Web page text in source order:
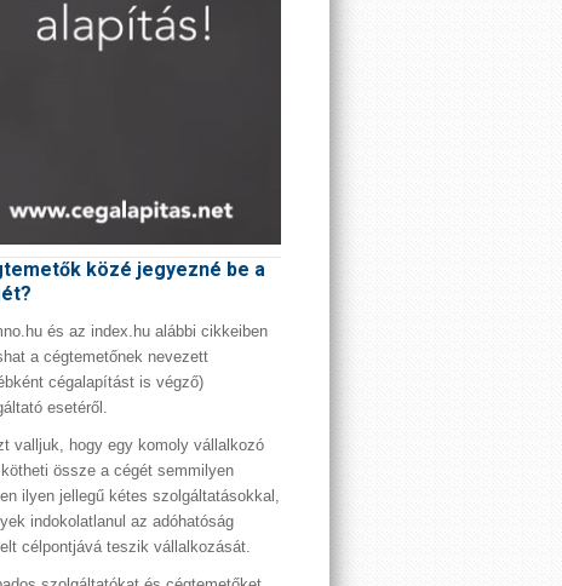
közé jegyezné be a
és az index.hu alábbi cikkeiben
a cégtemetőnek nevezett
cégalapítást is végző)
esetéről.
valljuk, hogy egy komoly vállalkozó
össze a cégét semmilyen
ilyen jellegű kétes szolgáltatásokkal,
indokolatlanul az adóhatóság
célpontjává teszik vállalkozását.